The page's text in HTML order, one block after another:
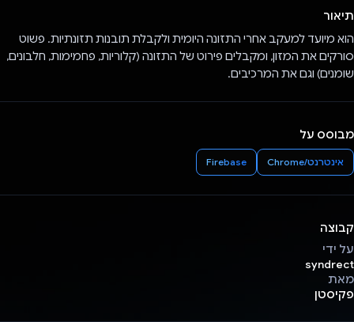
תיאור
הוא מיועד למעקב אחרי התזונה היומית ולקבלת תובנות תזונתיות. פשוט
סורקים את המזון, ומקבלים פירוט של התזונה (קלוריות, פחמימות, חלבונים,
שומנים) וגם את המרכיבים.
מבוסס על
אינטרנט/Chrome Firebase
קבוצה
על ידי
syndrect
מאת
פקיסטן